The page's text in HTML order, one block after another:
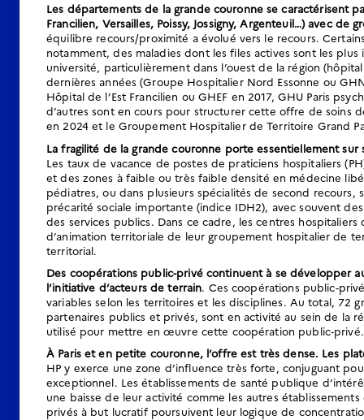
Les départements de la grande couronne se caractérisent
Francilien, Versailles, Poissy, Jossigny, Argenteuil…) avec de
équilibre recours/proximité a évolué vers le recours.
notamment, des maladies dont les files actives sont les
université, particulièrement dans l’ouest de la région
dernières années (Groupe Hospitalier Nord Essonne ou
Hôpital de l’Est Francilien ou GHEF en 2017, GHU Paris
d’autres sont en cours pour structurer cette offre de soins
en 2024 et le Groupement Hospitalier de Territoire Grand
La fragilité de la grande couronne porte essentiellement sur
Les taux de vacance de postes de praticiens hospitaliers
et des zones à faible ou très faible densité en médecine
pédiatres, ou dans plusieurs spécialités de second
précarité sociale importante (indice IDH2), avec souvent
des services publics. Dans ce cadre, les centres
d’animation territoriale de leur groupement hospitalier de
territorial.
Des coopérations public-privé continuent à se développer
l’initiative d’acteurs de terrain. Ces coopérations public-
variables selon les territoires et les disciplines. Au total, 72
partenaires publics et privés, sont en activité au sein de la
utilisé pour mettre en œuvre cette coopération public-privé.
À Paris et en petite couronne, l’offre est très dense. Les
HP y exerce une zone d’influence très forte, conjuguant
exceptionnel. Les établissements de santé publique
une baisse de leur activité comme les autres
privés à but lucratif poursuivent leur logique de